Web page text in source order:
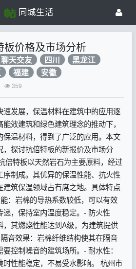
同城生活
板价格及市场分析
聊天交友 四川
黑龙江
福建 安徽
359
速发展，保温材料在建筑中的应用逐
效建筑和绿色建筑理念的推动下，
温材料，得到了广泛的应用。本文
探讨抗倍特板的新报价及市场分
倍特板以天然岩石为主要原料，经过
序制成。其优异的保温性能、抗火性
建筑保温领域占有席之地。具体特点
：岩棉的导热系数较低，可以有效
递，保持室内温度稳定。- 防火性
，其燃烧性能达到A级，为建筑提供
音效果：岩棉纤维结构使其在隔音
控制噪音的建筑场所。- 耐水性：
性能稳定，不易受水影响。 杭州市